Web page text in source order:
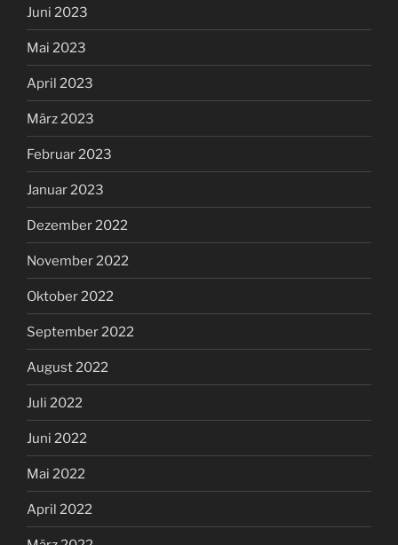
Juni 2023
Mai 2023
April 2023
März 2023
Februar 2023
Januar 2023
Dezember 2022
November 2022
Oktober 2022
September 2022
August 2022
Juli 2022
Juni 2022
Mai 2022
April 2022